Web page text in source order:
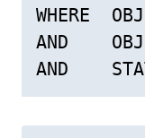
WHERE
AND
AND